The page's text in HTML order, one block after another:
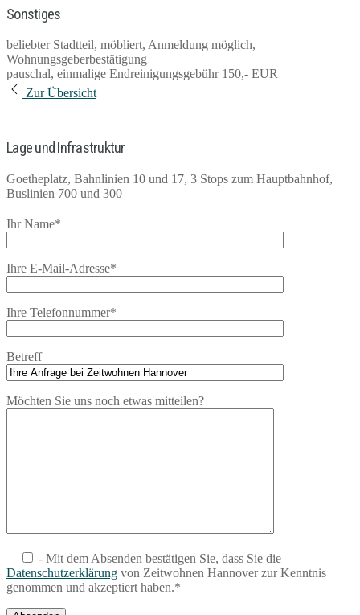
Sonstiges
beliebter Stadtteil, möbliert, Anmeldung möglich,
Wohnungsgeberbestätigung
pauschal, einmalige Endreinigungsgebühr 150,- EUR
Zur Übersicht
Lage und Infrastruktur
Goetheplatz, Bahnlinien 10 und 17, 3 Stops zum Hauptbahnhof,
Buslinien 700 und 300
Ihr Name*
Ihre E-Mail-Adresse*
Ihre Telefonnummer*
Betreff
Möchten Sie uns noch etwas mitteilen?
- Mit dem Absenden bestätigen Sie, dass Sie die
Datenschutzerklärung von Zeitwohnen Hannover zur Kenntnis
genommen und akzeptiert haben.*